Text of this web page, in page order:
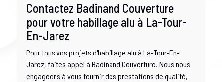
Contactez Badinand Couverture
pour votre habillage alu à La-Tour-
En-Jarez
Pour tous vos projets d'habillage alu à La-Tour-En-
Jarez, faites appel à Badinand Couverture. Nous nous
engageons à vous fournir des prestations de qualité,